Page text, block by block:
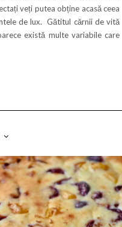
veți putea obține acasă ceea
de lux. Gătitul cărnii de vită
există multe variabile care